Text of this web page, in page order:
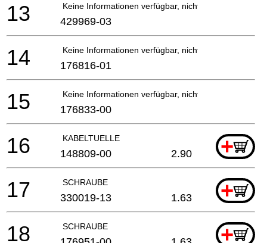
Keine Informationen verfügbar, nicht bestellbar
13 429969-03
Keine Informationen verfügbar, nicht bestellbar
14 176816-01
Keine Informationen verfügbar, nicht bestellbar
15 176833-00
KABELTUELLE +
16 148809-00 2.90
SCHRAUBE +
17 330019-13 1.63
SCHRAUBE +
18